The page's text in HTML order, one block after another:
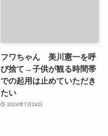
フワちゃん 美川憲一を呼
び捨て→子供が観る時間帯
での起用は止めていただき
たい
2024年7月24日